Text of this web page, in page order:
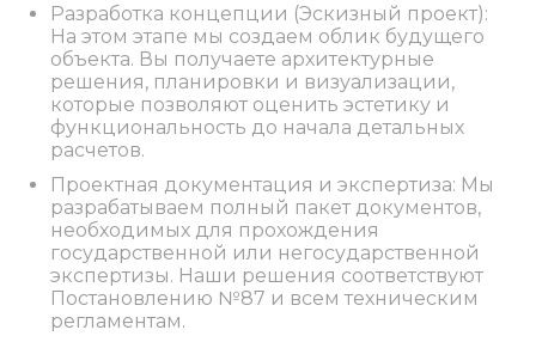
Разработка концепции (Эскизный проект):
На этом этапе мы создаем облик будущего
объекта. Вы получаете архитектурные
решения, планировки и визуализации,
которые позволяют оценить эстетику и
функциональность до начала детальных
расчетов.
Проектная документация и экспертиза: Мы
разрабатываем полный пакет документов,
необходимых для прохождения
государственной или негосударственной
экспертизы. Наши решения соответствуют
Постановлению №87 и всем техническим
регламентам.